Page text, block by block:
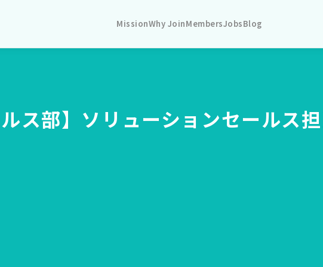
MissionWhy JoinMembersJobsBlog
ス部】ソリューションセールス